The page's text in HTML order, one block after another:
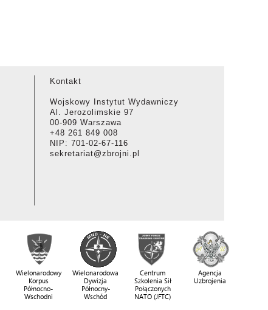
Kontakt
Wojskowy Instytut Wydawniczy
Al. Jerozolimskie 97
00-909 Warszawa
+48 261 849 008
NIP: 701-02-67-116
sekretariat@zbrojni.pl
Wielonarodowy
Korpus
Północno-
Wschodni
Wielonarodowa
Dywizja
Północny-
Wschód
Centrum
Szkolenia Sił
Połączonych
NATO (JFTC)
Agencja
Uzbrojenia